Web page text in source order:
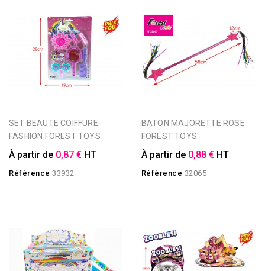
SET BEAUTE COIFFURE
FASHION FOREST TOYS
À partir de 0,87 € HT
Référence 33932
BATON MAJORETTE ROSE
FOREST TOYS
À partir de 0,88 € HT
Référence 32065